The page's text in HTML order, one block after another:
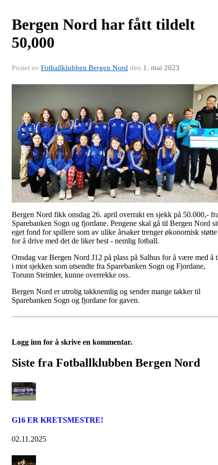
Bergen Nord har fått tildelt
50,000
Postet av Fotballklubben Bergen Nord den 1. mai 2023
Bergen Nord fikk onsdag 26. april overrakt en sjekk på 50.000,-
Sparebanken Sogn og fjordane. Pengene skal gå til Bergen Nord
eget fond for spillere som av ulike årsaker trenger økonomisk støtte
for å drive med det de liker best - nemlig fotball.
Onsdag var Bergen Nord J12 på plass på Salhus for å være med å
i mot sjekken som utsendte fra Sparebanken Sogn og Fjordane,
Torunn Steimler, kunne overrekke oss.
Bergen Nord er utrolig takknemlig og sender mange takker til
Sparebanken Sogn og fjordane for gaven.
Logg inn for å skrive en kommentar.
Siste fra Fotballklubben Bergen Nord
G16 ER KRETSMESTRE!
02.11.2025